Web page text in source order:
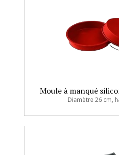
Moule à manqué
Diamètre 26 cm,